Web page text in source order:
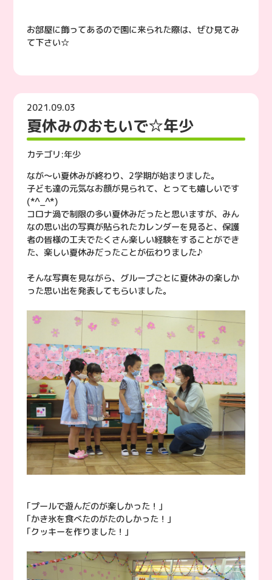
お部屋に飾ってあるので園に来られた際は、ぜひ見てみ
て下さい☆
2021.09.03
夏休みのおもいで☆年少
カテゴリ:年少
なが～い夏休みが終わり、2学期が始まりました。
子ども達の元気なお顔が見られて、とっても嬉しいです
(*^_^*)
コロナ渦で制限の多い夏休みだったと思いますが、みん
なの思い出の写真が貼られたカレンダーを見ると、保護
者の皆様の工夫でたくさん楽しい経験をすることができ
た、楽しい夏休みだったことが伝わりました♪
そんな写真を見ながら、グループごとに夏休みの楽しか
った思い出を発表してもらいました。
｢プールで遊んだのが楽しかった！｣
｢かき氷を食べたのがたのしかった！｣
｢クッキーを作りました！｣